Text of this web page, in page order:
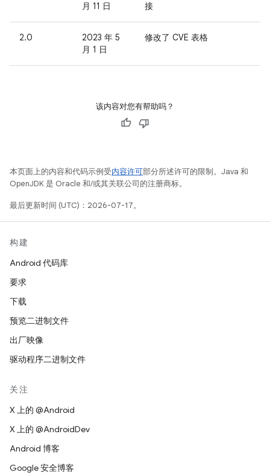
月 11 日
接
2.0
2023 年 5
月 1 日
修改了 CVE 表格
该内容对您有帮助吗？
本页面上的内容和代码示例受内容许可部分所述许可的限制。Java 和
OpenJDK 是 Oracle 和/或其关联公司的注册商标。
最后更新时间 (UTC)：2026-07-17。
构建
Android 代码库
要求
下载
预览二进制文件
出厂映像
驱动程序二进制文件
关注
X 上的 @Android
X 上的 @AndroidDev
Android 博客
Google 安全博客